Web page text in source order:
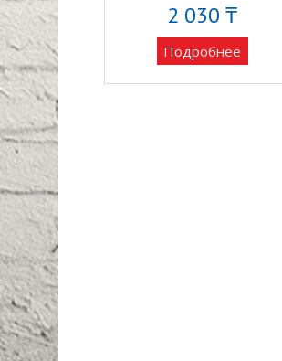
2 030 ₸
Подробнее